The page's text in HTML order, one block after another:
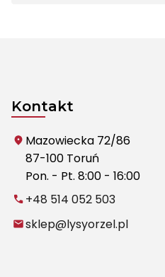
Kontakt
Mazowiecka 72/86
87-100 Toruń
Pon. - Pt. 8:00 - 16:00
+48 514 052 503
sklep@lysyorzel.pl